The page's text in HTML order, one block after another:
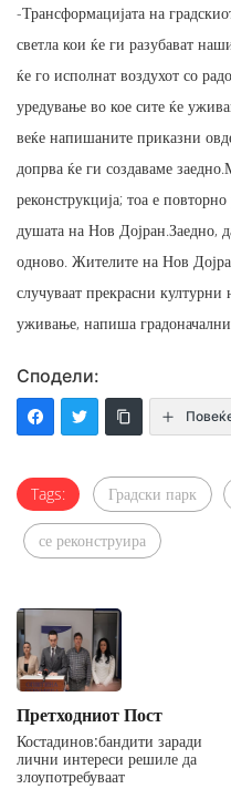
-Трансформацијата на
светла кои ќе ги разубават
ќе го исполнат воздухот со
уредување во кое сите ќе
веќе напишаните приказни
допрва ќе ги создаваме
реконструкција; тоа е
душата на Нов Дојран.Заедно,
одново. Жителите на Нов
случуваат прекрасни културни
уживање, напиша
Сподели:
Tags: Градски парк
се реконструира
Претходниот Пост
Костадинов:бандити заради
лични интереси решиле да
злоупотребуваат